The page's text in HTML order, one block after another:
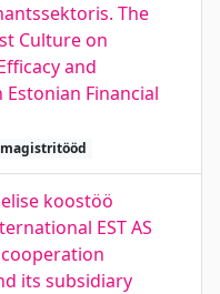
The
Culture on
and
Financial
magistritööd
koostöö
EST AS
its subsidiary